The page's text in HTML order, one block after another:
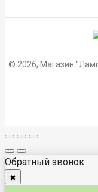
© 2026, Магазин
Обратный звонок
✖